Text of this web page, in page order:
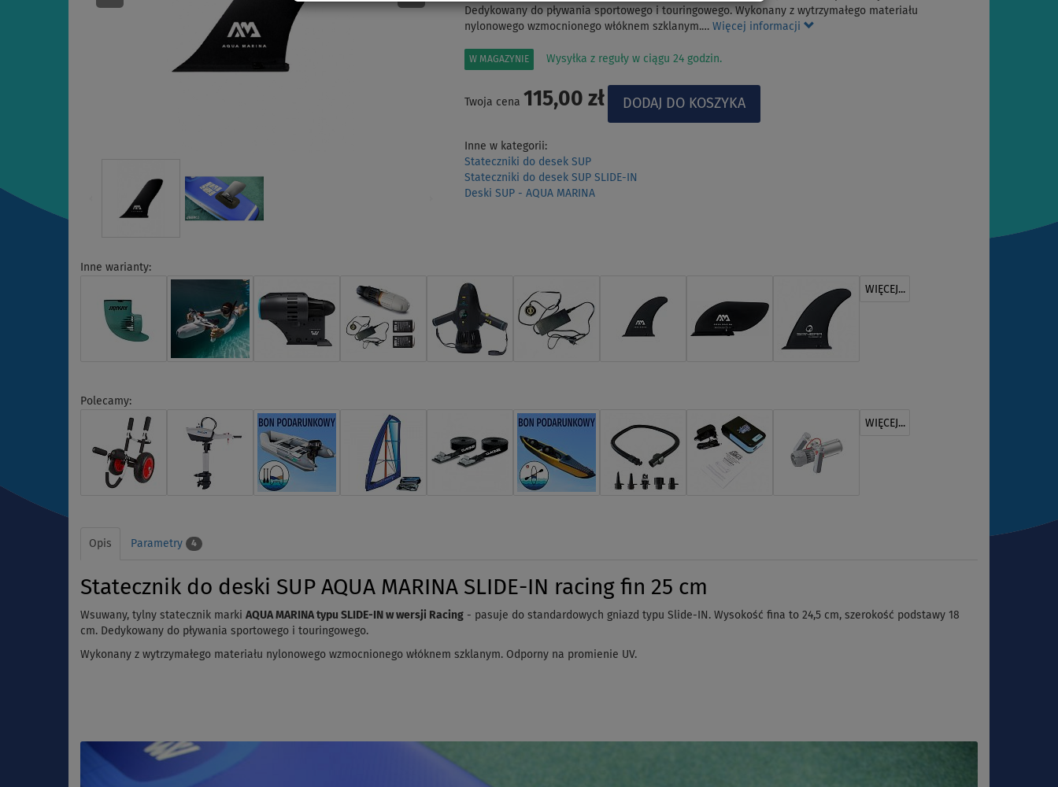
Dedykowany do pływania sportowego i touringowego. Wykonany z wytrzymałego materiału
nylonowego wzmocnionego włóknem szklanym.… Więcej informacji
W MAGAZYNIE Wysyłka z reguły w ciągu 24 godzin.
Twoja cena 115,00 zł
Inne w kategorii:
Stateczniki do desek SUP
Stateczniki do desek SUP SLIDE-IN
Deski SUP - AQUA MARINA
Inne warianty:
WIĘCEJ...
Polecamy:
WIĘCEJ...
Opis Parametry 4
Statecznik do deski SUP AQUA MARINA SLIDE-IN racing fin 25 cm
Wsuwany, tylny statecznik marki AQUA MARINA typu SLIDE-IN w wersji Racing - pasuje do standardowych gniazd typu Slide-IN. Wysokość fina to 24,5 cm, szerokość podstawy 18
cm. Dedykowany do pływania sportowego i touringowego.
Wykonany z wytrzymałego materiału nylonowego wzmocnionego włóknem szklanym. Odporny na promienie UV.